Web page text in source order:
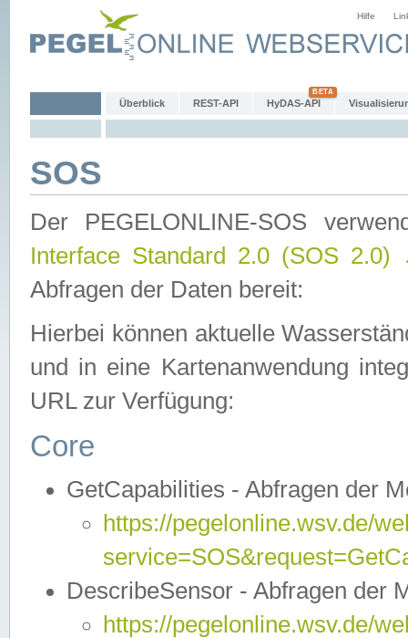
Hilfe
Überblick REST-API HyDAS-API
SOS
Der PEGELONLINE-SOS
Interface Standard 2.0 (SOS 2.0)
Abfragen der Daten bereit:
Hierbei können aktuelle
und in eine Kartenanwendung
URL zur Verfügung:
Core
GetCapabilities - Abfragen der
https://pegelonline.wsv.de/
DescribeSensor - Abfragen der
https://pegelonline.wsv.de/